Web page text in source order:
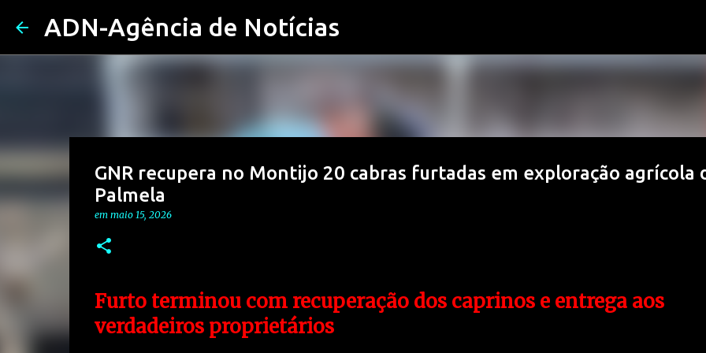
ADN-Agência de Notícias
GNR recupera no Montijo 20 cabras furtadas em exploração agrícola
Palmela
em maio 15, 2026
Furto terminou com recuperação dos caprinos e entrega aos
verdadeiros proprietários